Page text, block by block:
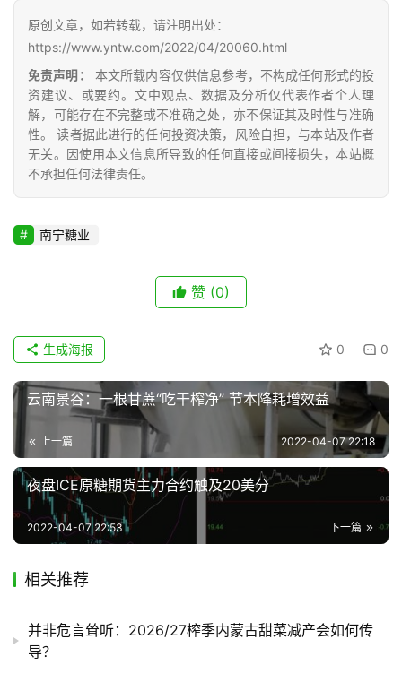
区
频
道
产
业
原创文章，如若转载，请注明出处：
https://www.yntw.com/2022/04/20060.html
免责声明：
本文所载内容仅供信息参考，不构成任何形式的投
资建议、或要约。文中观点、数据及分析仅代表作者个人理
解，可能存在不完整或不准确之处，亦不保证其及时性与准确
性。 读者据此进行的任何投资决策，风险自担，与本站及作者
无关。因使用本文信息所导致的任何直接或间接损失，本站概
不承担任何法律责任。
南宁糖业
赞 (0)
0 0
生成海报
云南景谷：一根甘蔗“吃干榨净” 节本降耗增效益
上一篇 2022-04-07 22:18
夜盘ICE原糖期货主力合约触及20美分
下一篇
2022-04-07 22:53
相关推荐
并非危言耸听：2026/27榨季内蒙古甜菜减产会如何传
导？